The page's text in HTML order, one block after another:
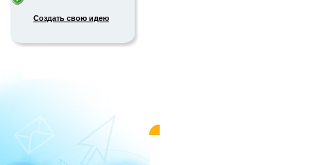
Создать свою идею